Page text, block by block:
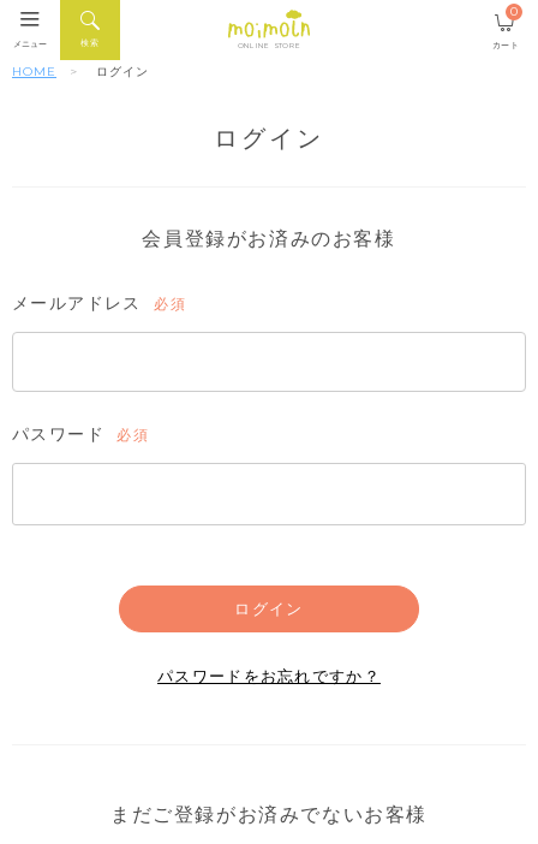
ONLINE STORE
検索
メニュー カート
0
HOME ログイン
ログイン
会員登録がお済みのお客様
メールアドレス
須)
パスワード
須)
ログイン
パスワードをお忘れですか？
まだご登録がお済みでないお客様